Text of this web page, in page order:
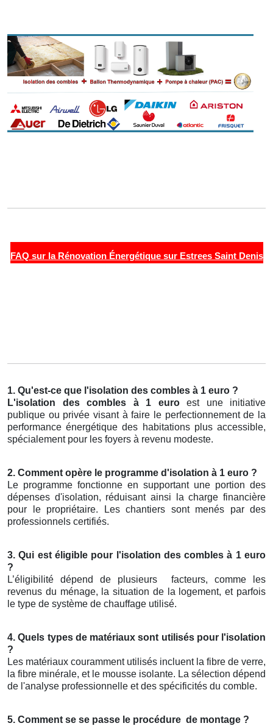
FAQ sur la Rénovation Énergétique sur Estrees Saint Denis
1. Qu'est-ce que l'isolation des combles à 1 euro ?
L'isolation des combles à 1 euroest une initiative
publique ou privée visant à faire le perfectionnement de la
performance énergétique des habitations plus accessible,
spécialement pour les foyers à revenu modeste.
2. Comment opère le programme d'isolation à 1 euro ?
Le programme fonctionne en supportant une portion des
dépenses d'isolation, réduisant ainsi la charge financière
pour le propriétaire. Les chantiers sont menés par des
professionnels certifiés.
3. Qui est éligible pour l'isolation des combles à 1 euro
?
L’éligibilité dépend de plusieurs
facteurs, comme les
revenus du ménage, la situation de la logement, et parfois
le type de système de chauffage utilisé.
4. Quels types de matériaux sont utilisés pour l'isolation
?
Les matériaux couramment utilisés incluent la fibre de verre,
la fibre minérale, et le mousse isolante. La sélection dépend
de l'analyse professionnelle et des spécificités du comble.
5. Comment se se passe le procédure de montage ?